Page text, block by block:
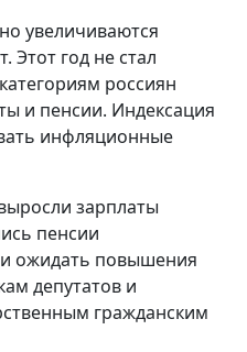
увеличиваются
Этот год не стал
россиян
и пенсии. Индексация
инфляционные
зарплаты
пенсии
ожидать повышения
депутатов и
гражданским